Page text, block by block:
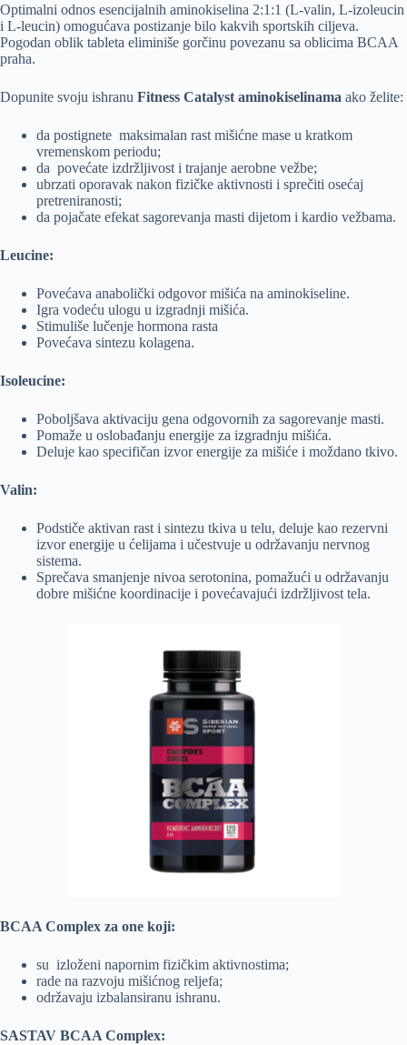
Optimalni odnos esencijalnih aminokiselina 2:1:1 (L-valin, L-izoleucin
i L-leucin) omogućava postizanje bilo kakvih sportskih ciljeva.
Pogodan oblik tableta eliminiše gorčinu povezanu sa oblicima BCAA
praha.
Dopunite svoju ishranu Fitness Catalyst aminokiselinama ako želite:
da postignete maksimalan rast mišićne mase u kratkom
vremenskom periodu;
da povećate izdržljivost i trajanje aerobne vežbe;
ubrzati oporavak nakon fizičke aktivnosti i sprečiti osećaj
pretreniranosti;
da pojačate efekat sagorevanja masti dijetom i kardio vežbama.
Leucine:
Povećava anabolički odgovor mišića na aminokiseline.
Igra vodeću ulogu u izgradnji mišića.
Stimuliše lučenje hormona rasta
Povećava sintezu kolagena.
Isoleucine:
Poboljšava aktivaciju gena odgovornih za sagorevanje masti.
Pomaže u oslobađanju energije za izgradnju mišića.
Deluje kao specifičan izvor energije za mišiće i moždano tkivo.
Valin:
Podstiče aktivan rast i sintezu tkiva u telu, deluje kao rezervni
izvor energije u ćelijama i učestvuje u održavanju nervnog
sistema.
Sprečava smanjenje nivoa serotonina, pomažući u održavanju
dobre mišićne koordinacije i povećavajući izdržljivost tela.
BCAA Complex za one koji:
su izloženi napornim fizičkim aktivnostima;
rade na razvoju mišićnog reljefa;
održavaju izbalansiranu ishranu.
SASTAV BCAA Complex: